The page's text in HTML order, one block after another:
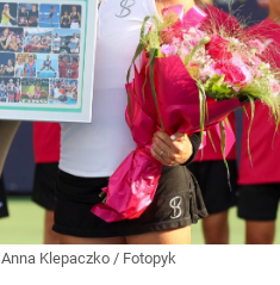
Anna Klepaczko / Fotopyk